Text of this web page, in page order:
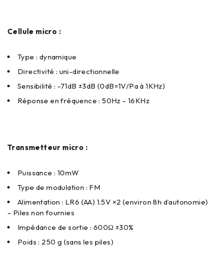
Cellule micro :
Type : dynamique
Directivité : uni-directionnelle
Sensibilité : -71dB ±3dB (0dB=1V/Pa à 1KHz)
Réponse en fréquence : 50Hz – 16KHz
Transmetteur micro :
Puissance : 10mW
Type de modulation : FM
Alimentation : LR6 (AA) 1.5V ×2 (environ 8h d’autonomie)
– Piles non fournies
Impédance de sortie : 600Ω ±30%
Poids : 250 g (sans les piles)